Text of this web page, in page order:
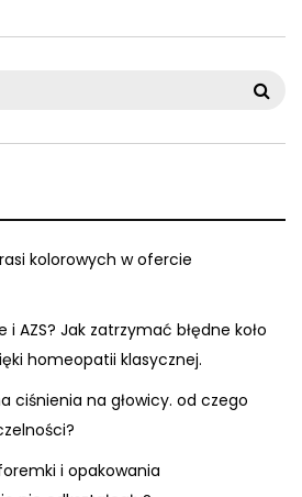
kolorowych w ofercie
i AZS? Jak zatrzymać błędne koło
homeopatii klasycznej.
ciśnienia na głowicy. od czego
i opakowania